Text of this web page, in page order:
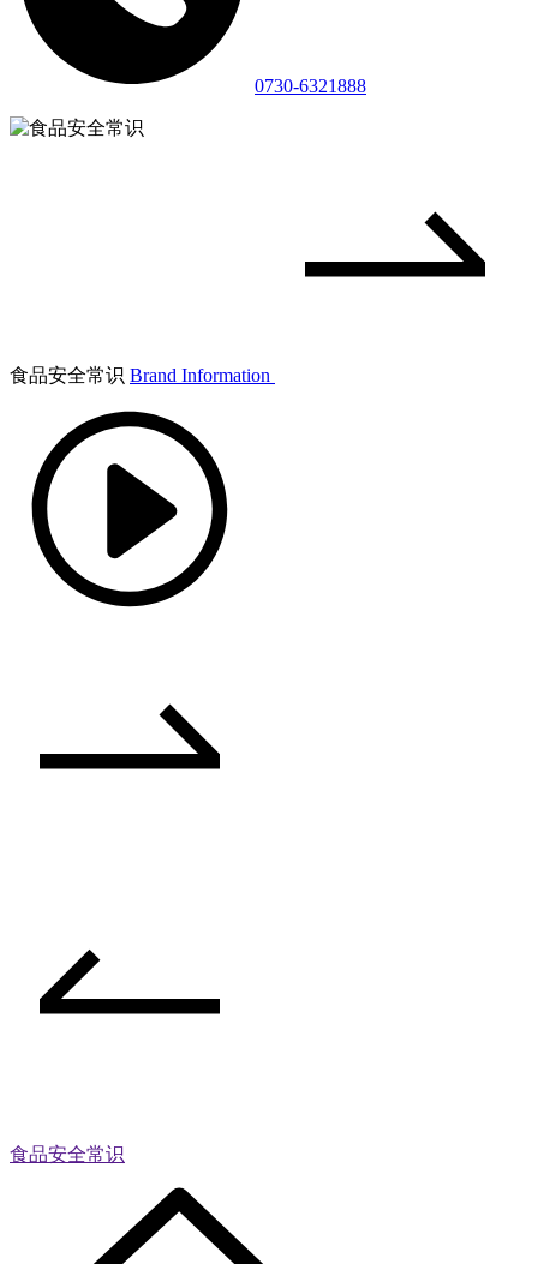
0730-6321888
食品安全常识 Brand Information
食品安全常识